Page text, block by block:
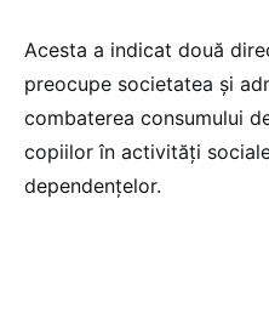
Acesta a indicat două
preocupe societatea și
combaterea consumului
copiilor în activități
dependențelor.